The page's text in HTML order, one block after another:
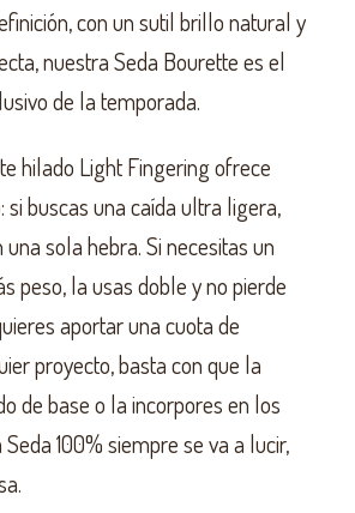
con un sutil brillo natural y
nuestra Seda Bourette es el
de la temporada.
hilado Light Fingering ofrece
si buscas una caída ultra ligera,
sola hebra. Si necesitas un
peso, la usas doble y no pierde
aportar una cuota de
proyecto, basta con que la
de base o la incorpores en los
100% siempre se va a lucir,